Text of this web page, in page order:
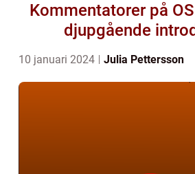
Kommentatorer på
djupgående
10 januari 2024 Julia Pettersson